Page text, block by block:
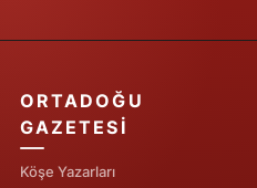
Giresun
Gümüşhane
ORTADOĞU
GAZETESI
Köşe Yazarları